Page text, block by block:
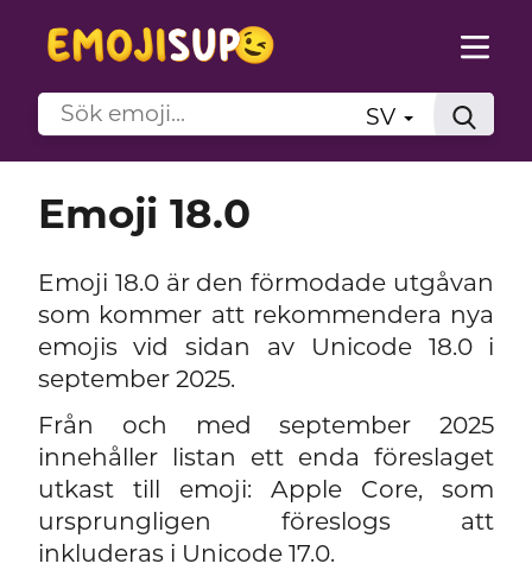
SV
Emoji 18.0
Emoji 18.0 är den förmodade utgåvan
som kommer att rekommendera nya
emojis vid sidan av Unicode 18.0 i
september 2025.
Från och med september 2025
innehåller listan ett enda föreslaget
utkast till emoji: Apple Core, som
ursprungligen föreslogs att
inkluderas i Unicode 17.0.